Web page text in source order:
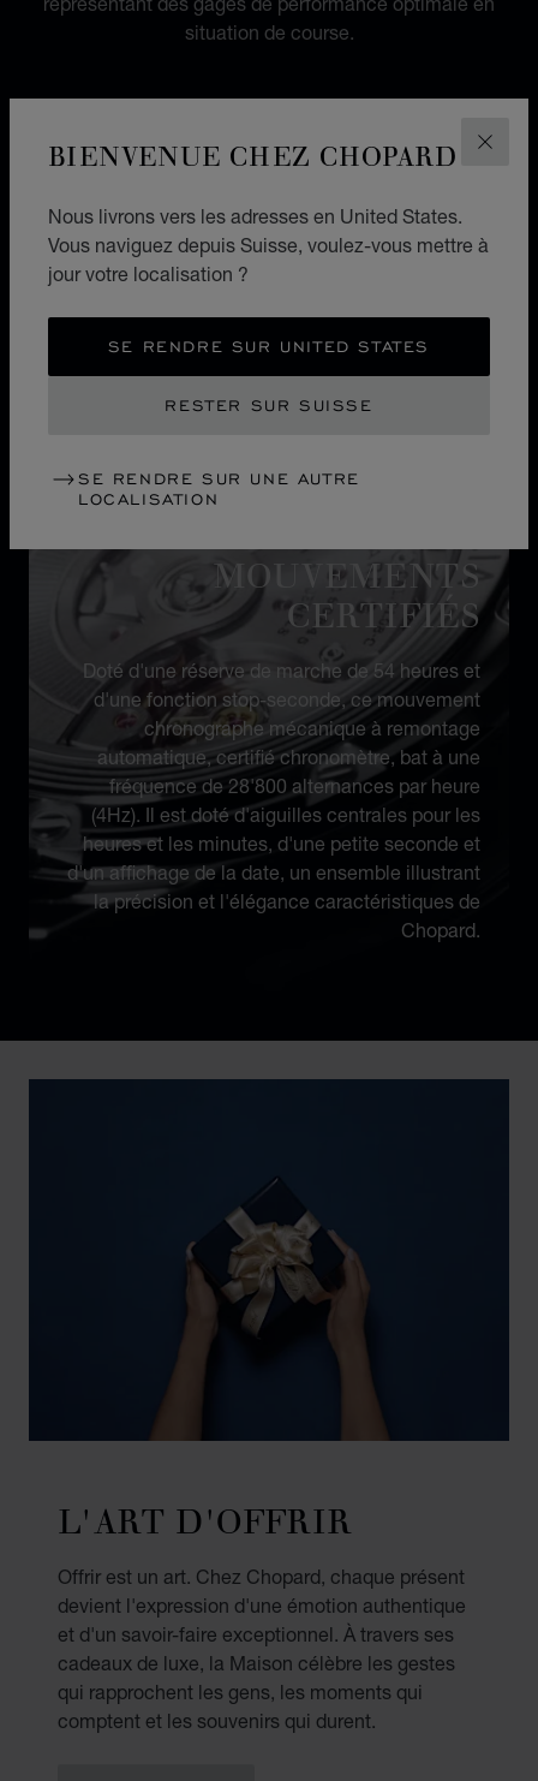
BIENVENUE CHEZ CHOPARD
Nous livrons vers les adresses en United States.
Vous naviguez depuis Suisse, voulez-vous mettre à
jour votre localisation ?
SE RENDRE SUR UNITED STATES
RESTER SUR SUISSE
SE RENDRE SUR UNE AUTRE
LOCALISATION
situation de course.
MOUVEMENTS
CERTIFIÉS
Doté d'une réserve de marche de 54 heures et
d'une fonction stop-seconde, ce mouvement
chronographe mécanique à remontage
automatique, certifié chronomètre, bat à une
fréquence de 28'800 alternances par heure
(4Hz). Il est doté d'aiguilles centrales pour les
heures et les minutes, d'une petite seconde et
d'un affichage de la date, un ensemble illustrant
la précision et l'élégance caractéristiques de
Chopard.
L'ART D'OFFRIR
Offrir est un art. Chez Chopard, chaque présent
devient l'expression d'une émotion authentique
et d'un savoir-faire exceptionnel. À travers ses
cadeaux de luxe, la Maison célèbre les gestes
qui rapprochent les gens, les moments qui
comptent et les souvenirs qui durent.